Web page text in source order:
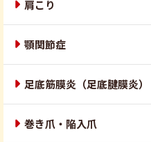
肩こり
顎関節症
足底筋膜炎（足底腱膜炎）
巻き爪・陥入爪